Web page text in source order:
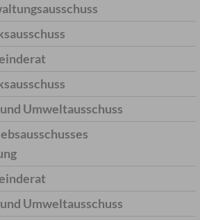
Umweltausschuss
Umweltausschuss